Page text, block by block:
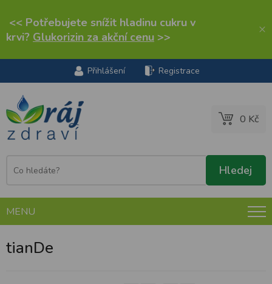
<< Potřebujete snížit hladinu cukru v
krvi? Glukorizin za akční cenu >> ×
Přihlášení Registrace
0 Kč
MENU
tianDe